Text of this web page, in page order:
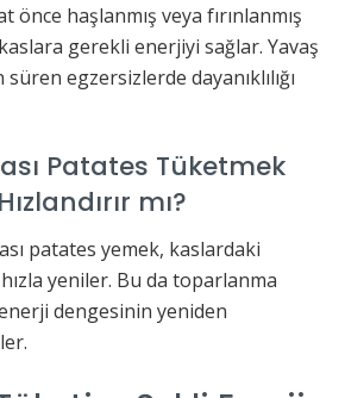
önce haşlanmış veya fırınlanmış
gerekli enerjiyi sağlar. Yavaş
egzersizlerde dayanıklılığı
Patates Tüketmek
mı?
patates yemek, kaslardaki
yeniler. Bu da toparlanma
dengesinin yeniden